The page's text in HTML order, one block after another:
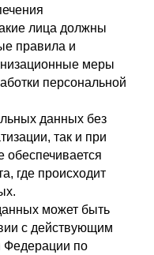
лица должны
правила и
меры
персональной
данных без
так и при
обеспечивается
где происходит
может быть
с действующим
Федерации по